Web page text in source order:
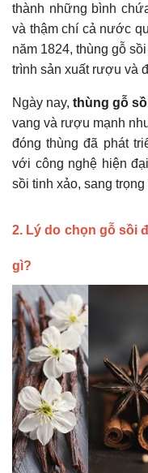
thành những bình
và thậm chí cả nước
năm 1824, thùng gỗ
trình sản xuất rượu và
Ngày nay, thùng gỗ
vang và rượu mạnh
đóng thùng đã phát
với công nghệ hiện
sồi tinh xảo, sang trọng
2. Lý do chọn gỗ sồi
gì?